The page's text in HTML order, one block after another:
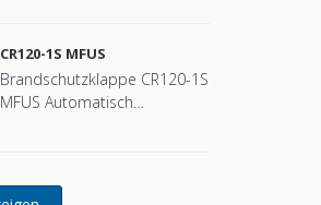
CR120-1S MFUS
Brandschutzklappe CR120-1S
MFUS Automatisch